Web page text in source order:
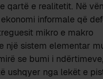
qartë e realitetit. Në
informale që
mikro e makro
një sistem elementar
se bumi i
ushqyer nga lekët e